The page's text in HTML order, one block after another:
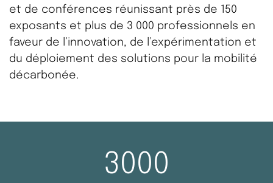
et de conférences réunissant près de 150
exposants et plus de 3 000 professionnels en
faveur de l’innovation, de l’expérimentation et
du déploiement des solutions pour la mobilité
décarbonée.
3000